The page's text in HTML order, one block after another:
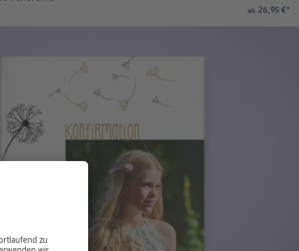
ab 26,95 €*